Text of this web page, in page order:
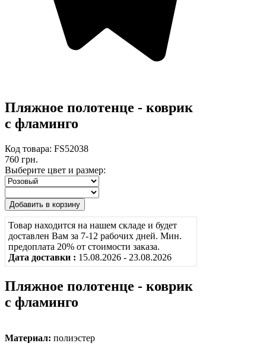
Пляжное полотенце - коврик
с фламинго
Код товара: FS52038
760 грн.
Выберите цвет и размер:
Товар находится на нашем складе и будет
доставлен Вам за 7-12 рабочих дней. Мин.
предоплата 20% от стоимости заказа.
Дата доставки : 15.08.2026 - 23.08.2026
Пляжное полотенце - коврик
с фламинго
Материал: полиэстер